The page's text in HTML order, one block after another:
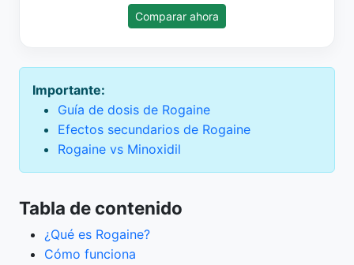
Comparar ahora
Importante:
Guía de dosis de Rogaine
Efectos secundarios de Rogaine
Rogaine vs Minoxidil
Tabla de contenido
¿Qué es Rogaine?
Cómo funciona